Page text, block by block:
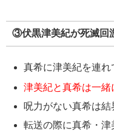
③伏黒津美紀が死滅回
真希に津美紀を連
津美紀と真希は一緒
呪力がない真希は
転送の際に真希・津